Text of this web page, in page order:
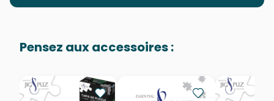
EAN 3663384325441
Pensez aux accessoires :